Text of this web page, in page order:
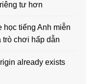
tư hơn
học tiếng Anh miễn
trò chơi hấp dẫn
already exists